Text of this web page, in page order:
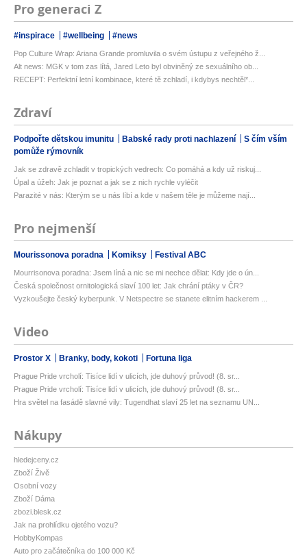
Pro generaci Z
#inspirace #wellbeing #news
Pop Culture Wrap: Ariana Grande promluvila o svém ústupu z veřejného ž...
Alt news: MGK v tom zas lítá, Jared Leto byl obviněný ze sexuálního ob...
RECEPT: Perfektní letní kombinace, které tě zchladí, i kdybys nechtěl*...
Zdraví
Podpořte dětskou imunitu Babské rady proti nachlazení
S čím vším
pomůže rýmovník
Jak se zdravě zchladit v tropických vedrech: Co pomáhá a kdy už riskuj...
Úpal a úžeh: Jak je poznat a jak se z nich rychle vyléčit
Parazité v nás: Kterým se u nás líbí a kde v našem těle je můžeme nají...
Pro nejmenší
Mourissonova poradna Komiksy Festival ABC
Mourrisonova poradna: Jsem líná a nic se mi nechce dělat: Kdy jde o ún...
Česká společnost ornitologická slaví 100 let: Jak chrání ptáky v ČR?
Vyzkoušejte český kyberpunk. V Netspectre se stanete elitním hackerem ...
Video
Prostor X Branky, body, kokoti Fortuna liga
Prague Pride vrcholí: Tisíce lidí v ulicích, jde duhový průvod! (8. sr...
Prague Pride vrcholí: Tisíce lidí v ulicích, jde duhový průvod! (8. sr...
Hra světel na fasádě slavné vily: Tugendhat slaví 25 let na seznamu UN...
Nákupy
hledejceny.cz
Zboží Živě
Osobní vozy
Zboží Dáma
zbozi.blesk.cz
Jak na prohlídku ojetého vozu?
HobbyKompas
Auto pro začátečníka do 100 000 Kč